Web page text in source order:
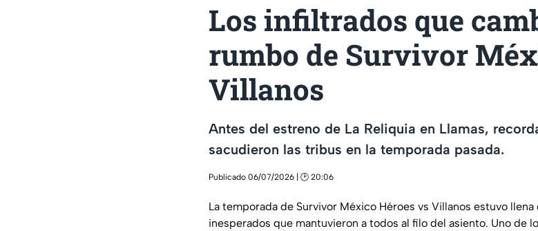
Los infiltrados que
rumbo de Survivor
Villanos
Antes del estreno de La Reliquia en Llamas,
sacudieron las tribus en la temporada pasada.
Publicado 06/07/2026 | 🕑 20:06
La temporada de Survivor México Héroes vs Villanos estuvo
inesperados que mantuvieron a todos al filo del asiento. Uno de